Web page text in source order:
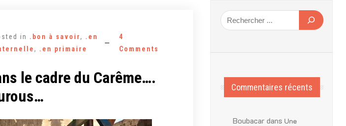
in .bon à savoir, .en
, .en primaire
4
Comments
le cadre du Carême….
Commentaires récents
BoubacardansUne